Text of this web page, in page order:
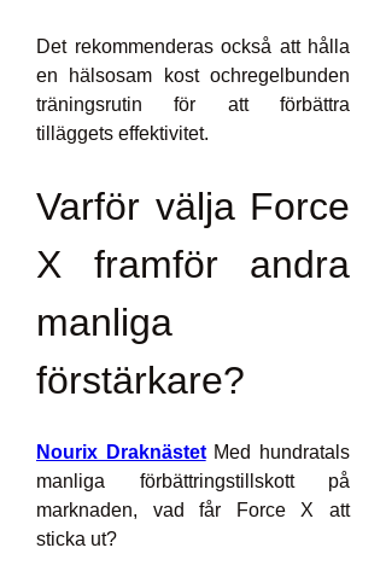
Det rekommenderas också att hålla
en hälsosam kost ochregelbunden
träningsrutin för att förbättra
tilläggets effektivitet.
Varför välja Force
X framför andra
manliga
förstärkare?
Nourix Draknästet Med hundratals
manliga förbättringstillskott på
marknaden, vad får Force X att
sticka ut?